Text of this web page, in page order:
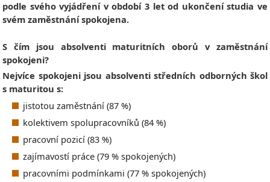
podle svého vyjádření v období 3 let od ukončení studia ve
svém zaměstnání spokojena.
S čím jsou absolventi maturitních oborů v zaměstnání
spokojeni?
Nejvíce spokojeni jsou absolventi středních odborných škol
s maturitou s:
jistotou zaměstnání (87 %)
kolektivem spolupracovníků (84 %)
pracovní pozicí (83 %)
zajímavostí práce (79 % spokojených)
pracovními podmínkami (77 % spokojených)